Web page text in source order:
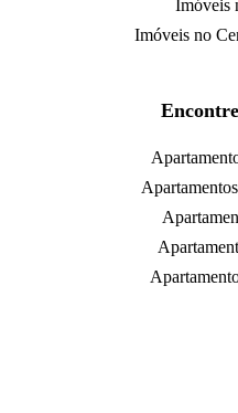
Imóveis
Imóveis no